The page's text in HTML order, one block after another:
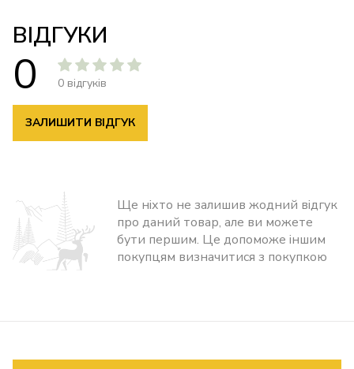
ВІДГУКИ
0 0 відгуків
ЗАЛИШИТИ ВІДГУК
Ще ніхто не залишив жодний відгук
про даний товар, але ви можете
бути першим. Це допоможе іншим
покупцям визначитися з покупкою